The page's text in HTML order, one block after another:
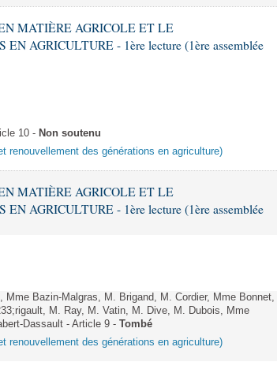
MATIÈRE AGRICOLE ET LE
AGRICULTURE - 1ère lecture (1ère assemblée
10 - Non soutenu
renouvellement des générations en agriculture)
MATIÈRE AGRICOLE ET LE
AGRICULTURE - 1ère lecture (1ère assemblée
Bazin-Malgras, M. Brigand, M. Cordier, Mme Bonnet,
M. Ray, M. Vatin, M. Dive, M. Dubois, Mme
Dassault - Article 9 - Tombé
renouvellement des générations en agriculture)